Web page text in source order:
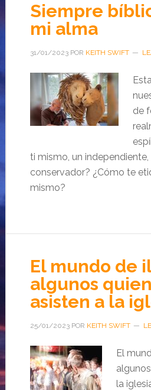
Siempre
mi alma
31/01/2023POR KEITH SWIFT
de
ti mismo, un independiente,
conservador? ¿Cómo te
mismo?
El mundo de
algunos
asisten a la
25/01/2023POR KEITH SWIFT
El
la